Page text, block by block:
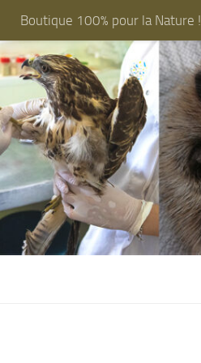
Boutique 100% pour la Nature !